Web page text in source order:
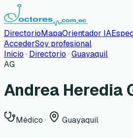
DirectorioMapaOrientador IA
AccederSoy profesional
Inicio · Directorio ·Guayaquil
AG
Andrea Heredia
Médico · Guayaquil